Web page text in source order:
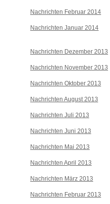
Nachrichten Februar 2014
Nachrichten Januar 2014
Nachrichten Dezember 2013
Nachrichten November 2013
Nachrichten Oktober 2013
Nachrichten August 2013
Nachrichten Juli 2013
Nachrichten Juni 2013
Nachrichten Mai 2013
Nachrichten April 2013
Nachrichten März 2013
Nachrichten Februar 2013